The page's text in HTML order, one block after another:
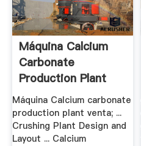
Máquina Calcium
Carbonate
Production Plant
Venta
Máquina Calcium carbonate
production plant venta; ...
Crushing Plant Design and
Layout ... Calcium